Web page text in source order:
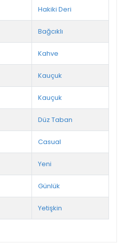
Hakiki Deri
Bağcıklı
Kahve
Kauçuk
Kauçuk
Düz Taban
Casual
Yeni
Günlük
Yetişkin